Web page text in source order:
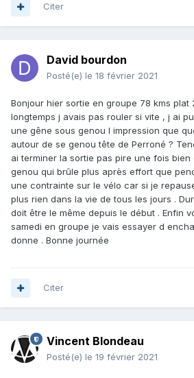
Citer
David bourdon
Posté(e) le 18 février 2021
Bonjour hier sortie en groupe 78 kms plat
longtemps j avais pas rouler si vite , j ai
une gêne sous genou l impression que
autour de se genou tête de Perroné ?
ai terminer la sortie pas pire une fois bien
genou qui brûle plus après effort que
une contrainte sur le vélo car si je
plus rien dans la vie de tous les jours .
doit être le même depuis le début . Enfin
samedi en groupe je vais essayer d
donne . Bonne journée
Citer
Vincent Blondeau
Posté(e) le 19 février 2021